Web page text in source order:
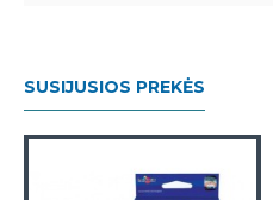
SUSIJUSIOS PREKĖS